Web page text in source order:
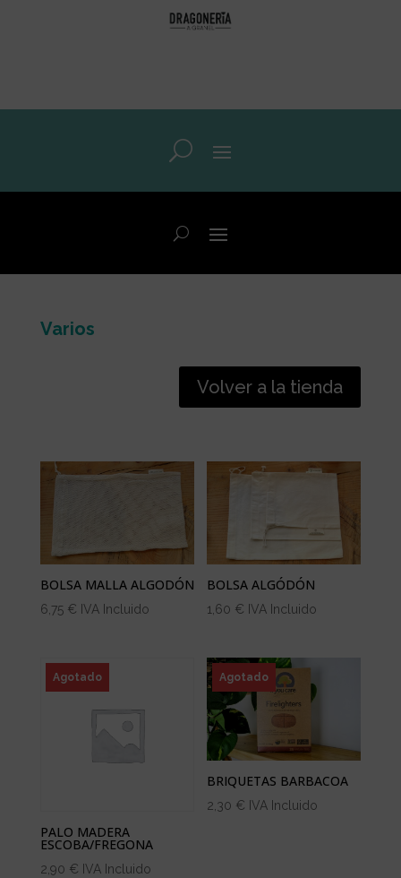
Varios
Volver a la tienda
BOLSA MALLA ALGODÓN
6,75 € IVA Incluido
BOLSA ALGÓDÓN
1,60 € IVA Incluido
Agotado
PALO MADERA
ESCOBA/FREGONA
2,90 € IVA Incluido
Agotado
BRIQUETAS BARBACOA
2,30 € IVA Incluido